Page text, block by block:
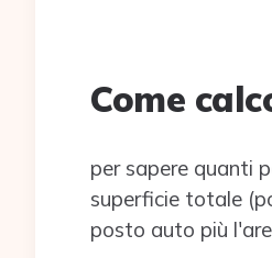
Come
per sapere quanti
superficie totale
posto auto più